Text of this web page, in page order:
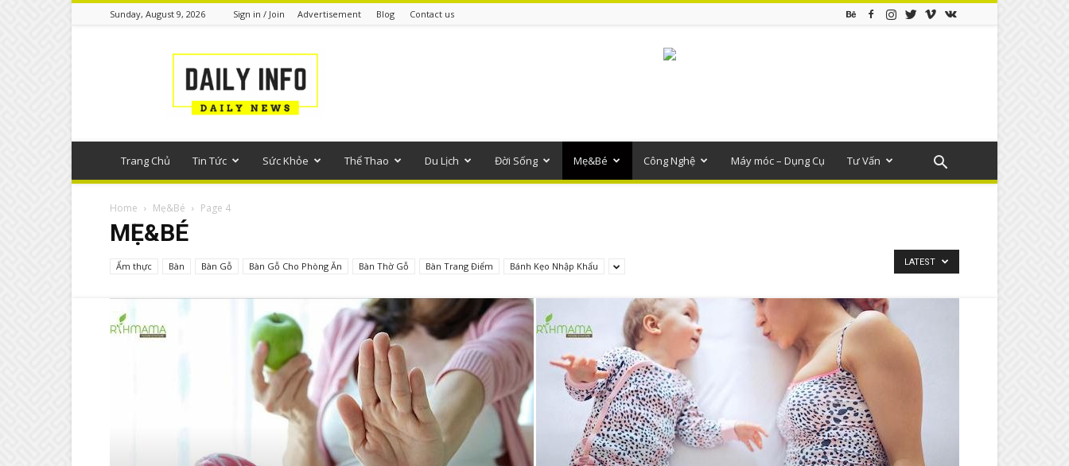
Sunday, August 9, 2026 Sign in / Join Advertisement Blog Contact us
thông
Trang Chủ Tin Tức Sức Khỏe Thể Thao Du Lịch Đời Sống Mẹ&Bé Công Nghệ Máy móc – Dụng Cụ Tư Vấn
Home Mẹ&Bé Page 4
MẸ&BÉ
Ẩm thực Bàn Bàn Gỗ Bàn Gỗ Cho Phòng Ăn Bàn Thờ Gỗ Bàn Trang Điểm Bánh Kẹo Nhập Khẩu LATEST